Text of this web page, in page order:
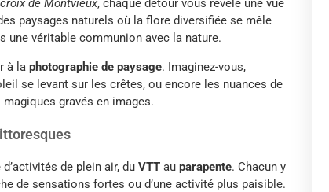
croix de Montvieux, chaque détour vous révèle une vue
paysages naturels où la flore diversifiée se mêle
une véritable communion avec la nature.
à la photographie de paysage. Imaginez-vous,
se levant sur les crêtes, ou encore les nuances de
gravés en images.
de plein air, du VTT au parapente. Chacun y
de sensations fortes ou d’une activité plus paisible.